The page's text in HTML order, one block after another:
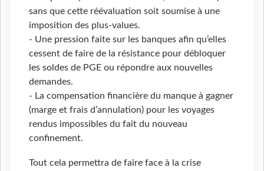
sans que cette réévaluation soit soumise à une
imposition des plus-values.
- Une pression faite sur les banques afin qu’elles
cessent de faire de la résistance pour débloquer
les soldes de PGE ou répondre aux nouvelles
demandes.
- La compensation financière du manque à gagner
(marge et frais d’annulation) pour les voyages
rendus impossibles du fait du nouveau
confinement.
Tout cela permettra de faire face à la crise